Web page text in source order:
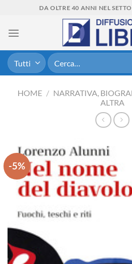
content
DA OLTRE 40 ANNI NEL
Cerca:
HOME / NARRATIVA,
ALTRA
-5%